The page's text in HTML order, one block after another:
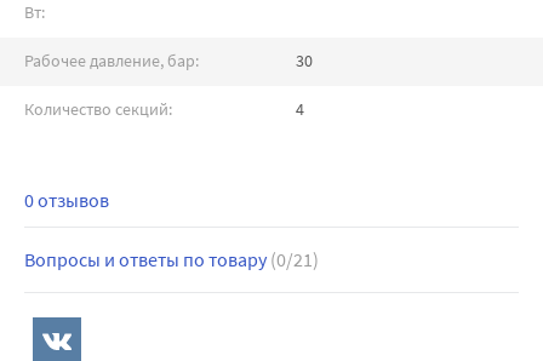
Вт:
Рабочее давление, бар: 30
Количество секций: 4
0 отзывов
Вопросы и ответы по товару (0/21)